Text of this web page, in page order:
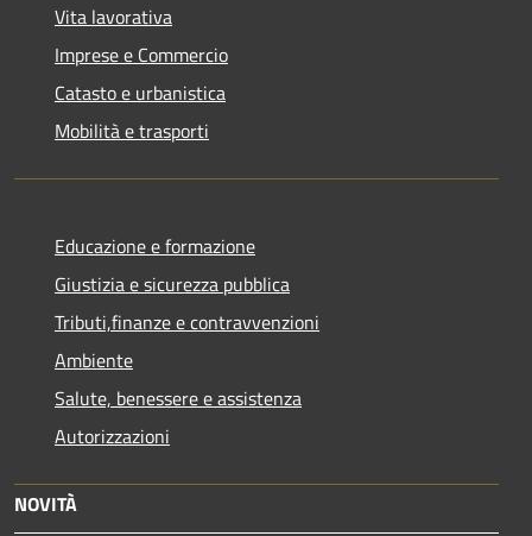
Vita lavorativa
Imprese e Commercio
Catasto e urbanistica
Mobilità e trasporti
Educazione e formazione
Giustizia e sicurezza pubblica
Tributi,finanze e contravvenzioni
Ambiente
Salute, benessere e assistenza
Autorizzazioni
NOVITÀ